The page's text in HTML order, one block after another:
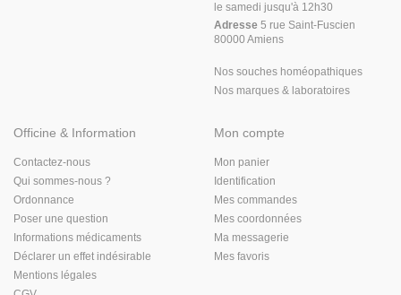
le samedi jusqu'à 12h30
Adresse 5 rue Saint-Fuscien
80000 Amiens
Nos souches homéopathiques
Nos marques & laboratoires
Officine & Information
Contactez-nous
Qui sommes-nous ?
Ordonnance
Poser une question
Informations médicaments
Déclarer un effet indésirable
Mentions légales
Mon compte
Mon panier
Identification
Mes commandes
Mes coordonnées
Ma messagerie
Mes favoris